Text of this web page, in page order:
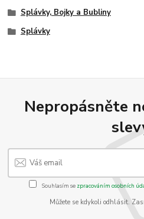
Splávky, Bojky a Bubliny
Splávky
Nepropásněte
Souhlasím se zpracováním osobních
Můžete se kdykoli odhlásit.